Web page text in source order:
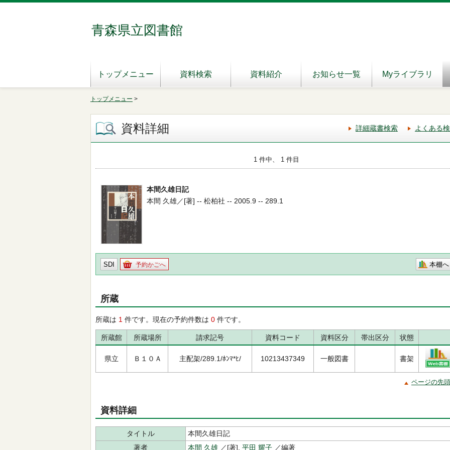
青森県立図書館
トップメニュー 資料検索 資料紹介 お知らせ一覧 Myライブラリ
トップメニュー >
資料詳細 詳細蔵書検索 よくある
1 件中、 1 件目
本間久雄日記
本間 久雄／[著] -- 松柏社 -- 2005.9 -- 289.1
SDI 予約かごへ 本棚へ
所蔵
所蔵は 1 件です。現在の予約件数は 0 件です。
所蔵館 所蔵場所 請求記号 資料コード 資料区分 帯出区分 状態
県立 Ｂ１０Ａ 主配架/289.1/ﾎﾝﾏ*ﾋ/ 10213437349 一般図書 書架
ページの先
資料詳細
タイトル
本間久雄日記
著者
本間 久雄 ／[著], 平田 耀子 ／編著